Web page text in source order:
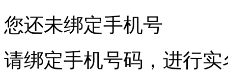
您还未绑定手机号
请绑定手机号码，进行